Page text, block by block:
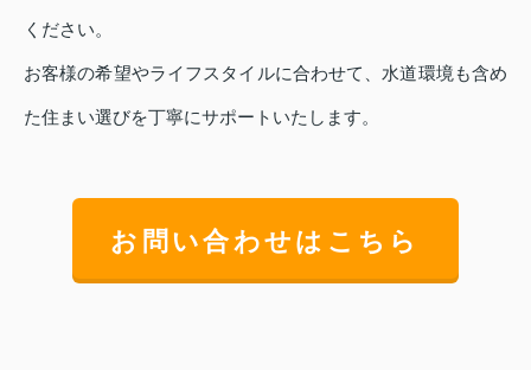
ください。
お客様の希望やライフスタイルに合わせて、水道環境も含め
た住まい選びを丁寧にサポートいたします。
お問い合わせはこちら